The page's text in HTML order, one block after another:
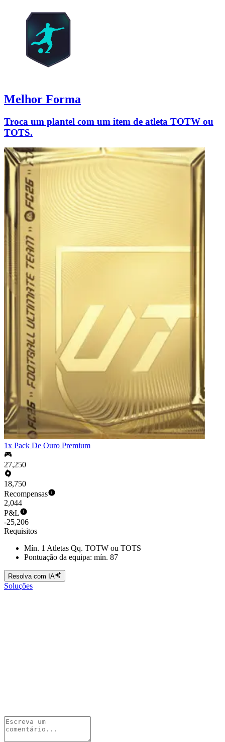
Melhor Forma
Troca um plantel com um item de atleta TOTW ou
TOTS.
1x Pack De Ouro Premium
27,250
18,750
Recompensas
2,044
P&L
-25,206
Requisitos
Mín. 1 Atletas Qq. TOTW ou TOTS
Pontuação da equipa: mín. 87
Resolva com IA
Soluções